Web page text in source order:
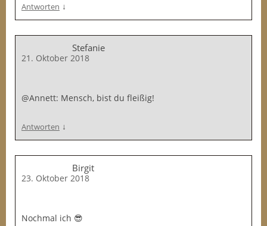
Antworten ↓
Stefanie
21. Oktober 2018
@Annett: Mensch, bist du fleißig!
Antworten ↓
Birgit
23. Oktober 2018
Nochmal ich 😎